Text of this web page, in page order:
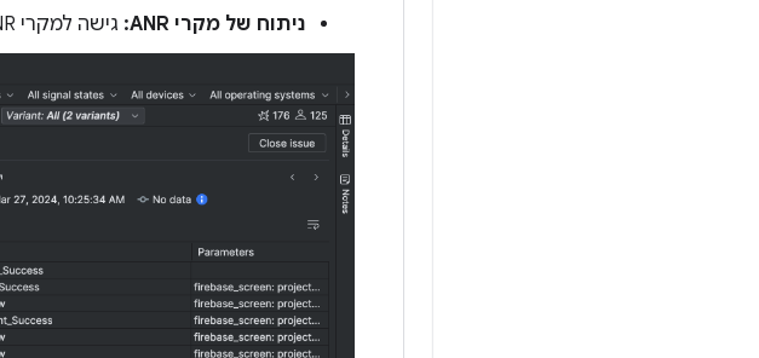
ניתוח של מקרי ANR:
גישה למקרי ANR ובדיקה שלהם ישירות בכרטיסיות Android Vitals ו-Crashlytics.